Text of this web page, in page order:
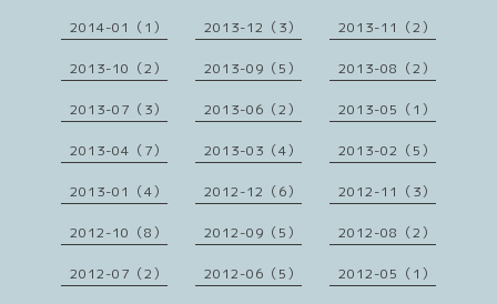
2014-01（1） 2013-12（3） 2013-11（2）
2013-10（2） 2013-09（5） 2013-08（2）
2013-07（3） 2013-06（2） 2013-05（1）
2013-04（7） 2013-03（4） 2013-02（5）
2013-01（4） 2012-12（6） 2012-11（3）
2012-10（8） 2012-09（5） 2012-08（2）
2012-07（2） 2012-06（5） 2012-05（1）